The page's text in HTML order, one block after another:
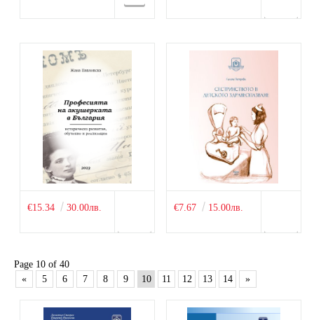
€15.34 30.00лв. €7.67 15.00лв.
Page 10 of 40
«
5 6 7 8 9 10 11 12 13 14 »